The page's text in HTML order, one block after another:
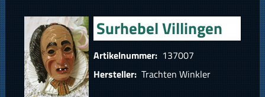
Surhebel Villingen
Artikelnummer: 137007
Hersteller: Trachten Winkler